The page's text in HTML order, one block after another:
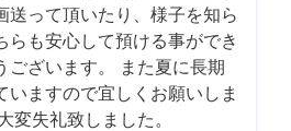
送って頂いたり、様子を知ら
らも安心して預ける事ができ
ございます。 また夏に長期
いますので宜しくお願いしま
変失礼致しました。